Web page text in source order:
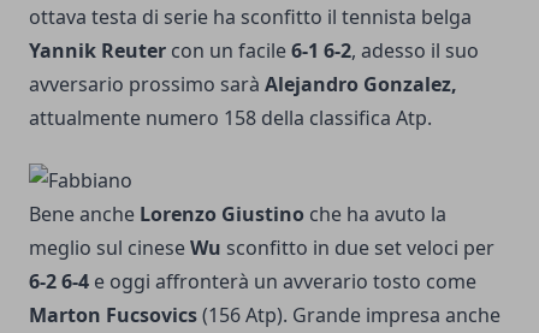
ottava testa di serie ha sconfitto il tennista belga
Yannik Reuter con un facile6-1 6-2, adesso il suo
avversario prossimo sarà Alejandro Gonzalez,
attualmente numero 158 della classifica Atp.
Bene anche Lorenzo Giustino che ha avuto la
meglio sul cineseWu sconfitto in due set veloci per
6-2 6-4 e oggi affronterà un avverario tosto come
Marton Fucsovics(156 Atp). Grande impresa anche